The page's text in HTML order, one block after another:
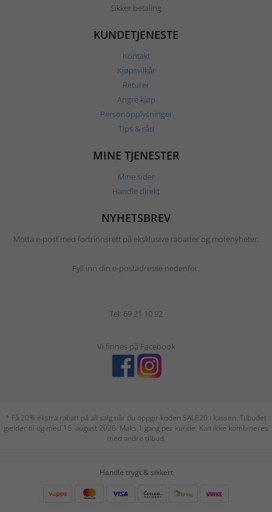
Sikker betaling
KUNDETJENESTE
Kontakt
Kjøpsvilkår
Returer
Angre kjøp
Personopplysninger
Tips & råd
MINE TJENESTER
Mine sider
Handle direkt
NYHETSBREV
Motta e-post med fortrinnsrett på eksklusive rabatter og motenyheter.
Fyll inn din e-postadresse nedenfor.
Tel: 69 21 10 92
Vi finnes på Facebook
* Få 20% ekstra rabatt på all salg når du oppgir koden SALE20 i kassen. Tilbudet
gjelder til og med 16. august 2026. Maks 1 gang per kunde. Kan ikke kombineres
med andre tilbud.
Handle trygt & sikkert